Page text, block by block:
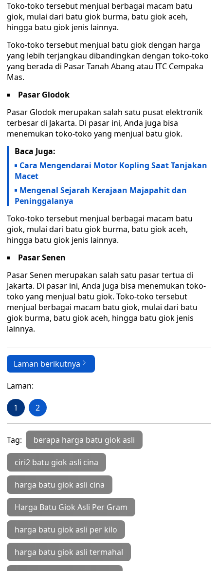
Toko-toko tersebut menjual berbagai macam batu
giok, mulai dari batu giok burma, batu giok aceh,
hingga batu giok jenis lainnya.
Toko-toko tersebut menjual batu giok dengan harga
yang lebih terjangkau dibandingkan dengan toko-toko
yang berada di Pasar Tanah Abang atau ITC Cempaka
Mas.
Pasar Glodok
Pasar Glodok merupakan salah satu pusat elektronik
terbesar di Jakarta. Di pasar ini, Anda juga bisa
menemukan toko-toko yang menjual batu giok.
Baca Juga:
Cara Mengendarai Motor Kopling Saat Tanjakan
Macet
Mengenal Sejarah Kerajaan Majapahit dan
Peninggalanya
Toko-toko tersebut menjual berbagai macam batu
giok, mulai dari batu giok burma, batu giok aceh,
hingga batu giok jenis lainnya.
Pasar Senen
Pasar Senen merupakan salah satu pasar tertua di
Jakarta. Di pasar ini, Anda juga bisa menemukan toko-
toko yang menjual batu giok. Toko-toko tersebut
menjual berbagai macam batu giok, mulai dari batu
giok burma, batu giok aceh, hingga batu giok jenis
lainnya.
Laman berikutnya
Laman:
1 2
Tag: berapa harga batu giok asli
ciri2 batu giok asli cina
harga batu giok asli cina
Harga Batu Giok Asli Per Gram
harga batu giok asli per kilo
harga batu giok asli termahal